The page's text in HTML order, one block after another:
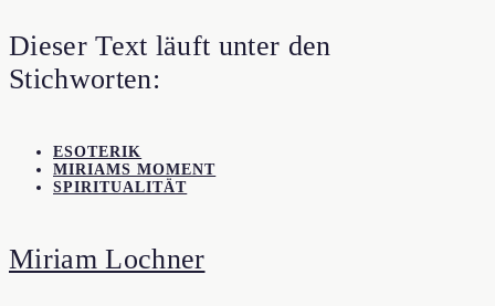
Dieser Text läuft unter den
Stichworten:
ESOTERIK
MIRIAMS MOMENT
SPIRITUALITÄT
Miriam Lochner